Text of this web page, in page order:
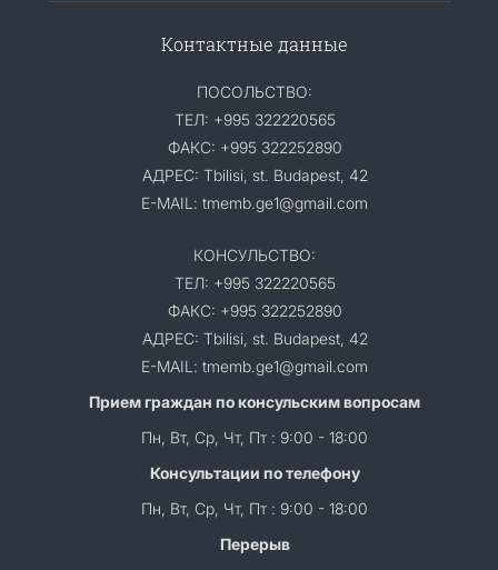
Контактные данные
ПОСОЛЬСТВО:
ТЕЛ: +995 322220565
ФАКС: +995 322252890
АДРЕС: Tbilisi, st. Budapest, 42
E-MAIL: tmemb.ge1@gmail.com
КОНСУЛЬСТВО:
ТЕЛ: +995 322220565
ФАКС: +995 322252890
АДРЕС: Tbilisi, st. Budapest, 42
E-MAIL: tmemb.ge1@gmail.com
Прием граждан по консульским вопросам
Пн, Вт, Ср, Чт, Пт : 9:00 - 18:00
Консультации по телефону
Пн, Вт, Ср, Чт, Пт : 9:00 - 18:00
Перерыв